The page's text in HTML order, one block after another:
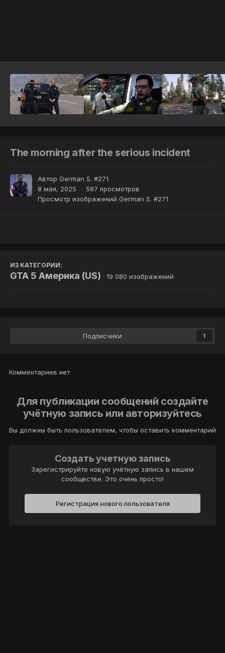
The morning after the serious incident
Автор German S. #271
8 мая, 2025
587 просмотров
Просмотр изображений German S. #271
ИЗ КАТЕГОРИИ:
GTA 5 Америка (US) · 19 080 изображений
Подписчики 1
Комментариев нет
Для публикации сообщений создайте
учётную запись или авторизуйтесь
Вы должны быть пользователем, чтобы оставить комментарий
Создать учетную запись
Зарегистрируйте новую учётную запись в нашем
сообществе. Это очень просто!
Регистрация нового пользователя